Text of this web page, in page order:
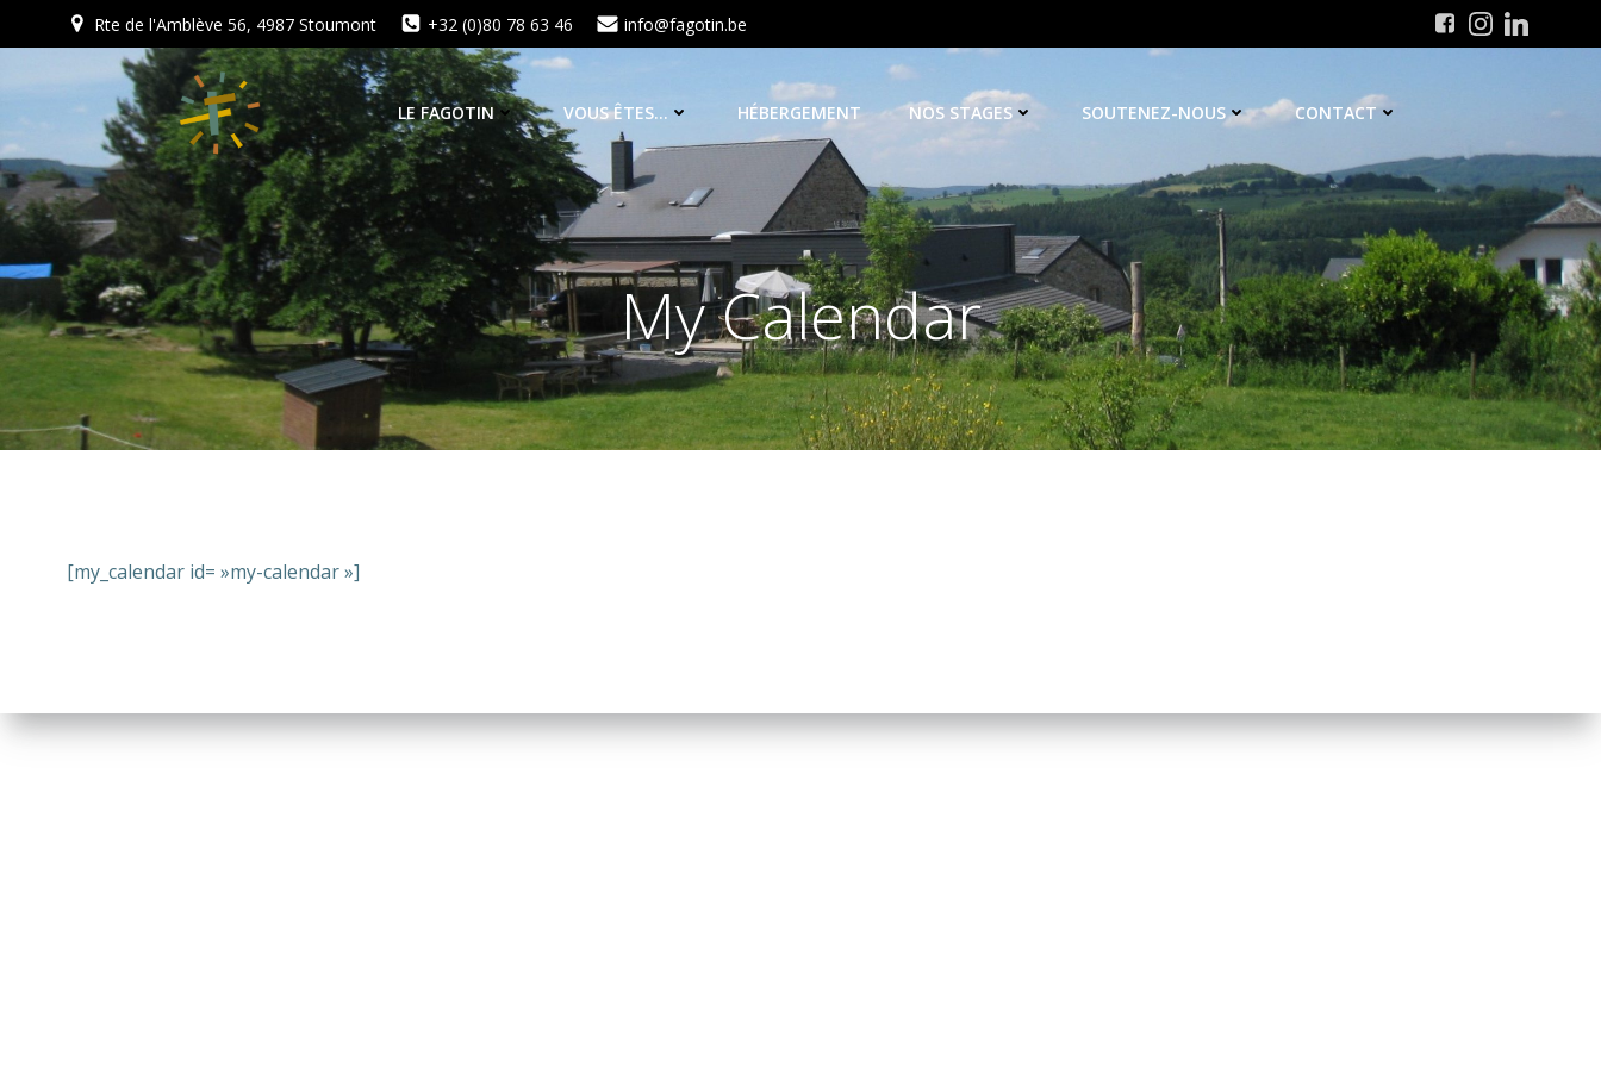
au
Rte de l'Amblève 56, 4987 Stoumont +32 (0)80 78 63 46 info@fagotin.be
LE FAGOTIN VOUS ÊTES… HÉBERGEMENT NOS STAGES SOUTENEZ-NOUS CONTACT
My Calendar
[my_calendar id= »my-calendar »]